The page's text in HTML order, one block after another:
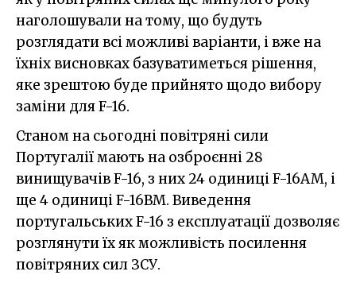
наголошували на тому, що будуть
розглядати всі можливі варіанти, і вже на
їхніх висновках базуватиметься рішення,
яке зрештою буде прийнято щодо вибору
заміни для F-16.
Станом на сьогодні повітряні сили
Португалії мають на озброєнні 28
винищувачів F-16, з них 24 одиниці F-16AM, і
ще 4 одиниці F-16BM. Виведення
португальських F-16 з експлуатації дозволяє
розглянути їх як можливість посилення
повітряних сил ЗСУ.